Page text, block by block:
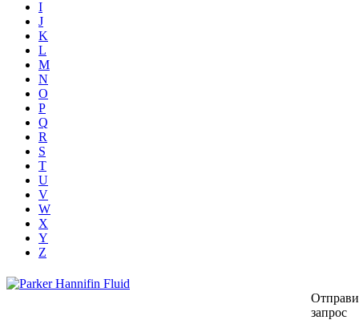
I
J
K
L
M
N
O
P
Q
R
S
T
U
V
W
X
Y
Z
запрос